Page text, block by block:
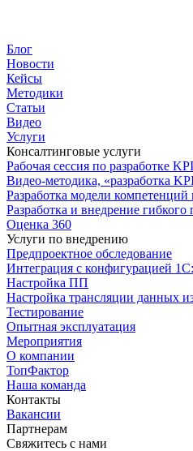
Блог
Новости
Кейсы
Методики
Статьи
Видео
Услуги
Консалтинговые услуги
Рабочая сессия по разработке
Видео-методика, «разработка
Разработка модели
Разработка и внедрение гибкого
Оценка 360
Услуги по внедрению
Предпроектное обследование
Интеграция с конфигурацией
Настройка ПП
Настройка трансляции данных
Тестирование
Опытная эксплуатация
Мероприятия
О компании
ТопФактор
Наша команда
Контакты
Вакансии
Партнерам
Свяжитесь с нами